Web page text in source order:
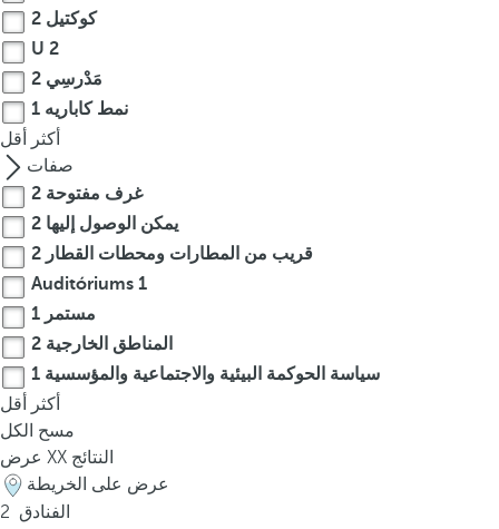
o
t
h
e
f
i
r
t
o
p
t
i
o
n
o
n
t
h
e
كوكتيل 2
U 2
مَدْرسِي 2
نمط كاباريه 1
أكثر
أقل
صفات
غرف مفتوحة 2
يمكن الوصول إليها 2
قريب من المطارات ومحطات القطار 2
Auditóriums 1
مستمر 1
المناطق الخارجية 2
سياسة الحوكمة البيئية والاجتماعية والمؤسسية 1
أكثر
أقل
مسح الكل
XX النتائج
عرض على الخريطة
2 الفنادق